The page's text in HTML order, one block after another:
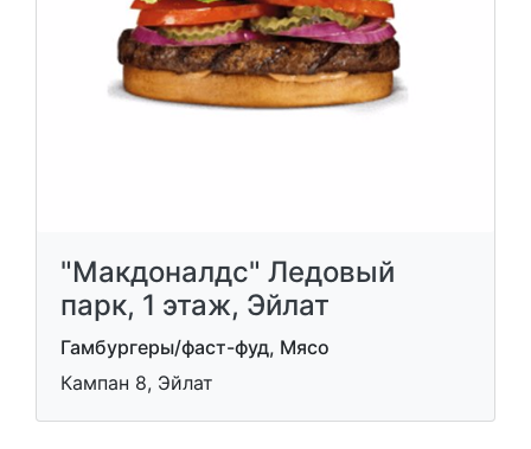
"Макдоналдс" Ледовый
парк, 1 этаж, Эйлат
Гамбургеры/фаст-фуд, Мясо
Кампан 8, Эйлат